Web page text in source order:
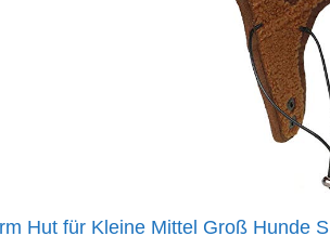
Hut für Kleine Mittel Groß Hunde S